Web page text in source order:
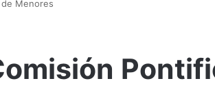
Menores